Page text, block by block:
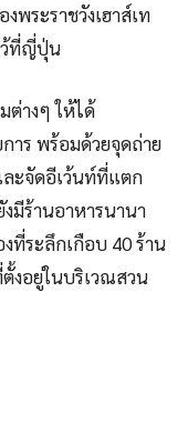
พระราชวังเฮาส์เท
ว้ที่ญี่ปุ่น
ต่างๆ ให้ได้
าร พร้อมด้วยจุดถ่าย
ะจัดอีเว้นท์ที่แตก
มีร้านอาหารนานา
ที่ระลึกเกือบ 40 ร้าน
งอยู่ในบริเวณสวน